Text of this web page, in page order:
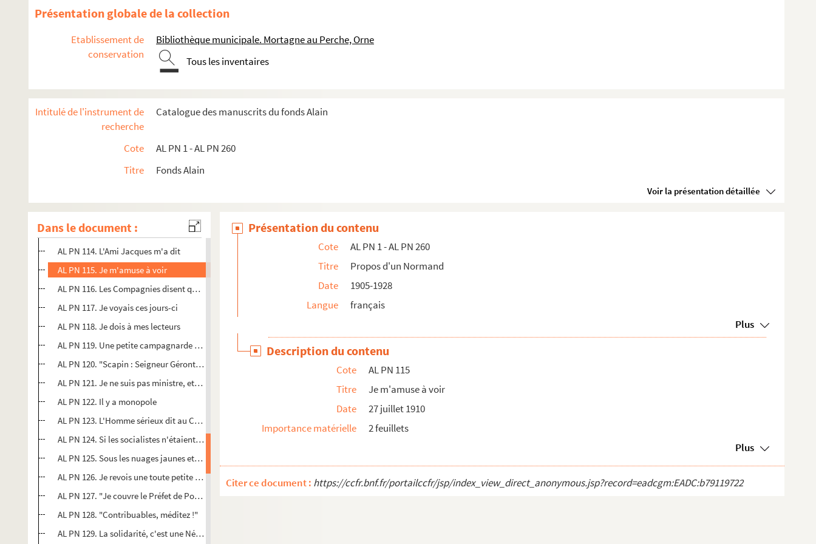
Présentation globale de la collection
Etablissement de
conservation
Bibliothèque municipale. Mortagne au Perche, Orne
Tous les inventaires
Intitulé de l'instrument de
recherche
Catalogue des manuscrits du fonds Alain
Cote
AL PN 1 - AL PN 260
Titre
Fonds Alain
Voir la présentation détaillée
Dans le document :
AL PN 101. Un postier me rappelait, hier
AL PN 103. "Voyons, dis-je à l'Honorable
AL PN 104. De quoi parler sinon des nouveaux élus
AL PN 106. Je reviens à cette catastrophe de Villepreux (INEDIT ?)
AL PN 107. Il faut que j'insiste sur les bureaux
AL PN 110. Le R. P. n'a pas trouvé le succès
AL PN 112. Comme je réfléchissais sur les
AL PN 113. Si les anciens avaient eu des locomotives
AL PN 114. L'Ami Jacques m'a dit
AL PN 115. Je m'amuse à voir
AL PN 116. Les Compagnies disent qu'une grève des cheminots (INEDIT ?)
AL PN 117. Je voyais ces jours-ci
AL PN 118. Je dois à mes lecteurs
AL PN 119. Une petite campagnarde très pauvre à qui l'ont demandait de citer
AL PN 120. "Scapin : Seigneur Géronte l'envoyé des cheminot"
AL PN 121. Je ne suis pas ministre, et je m'en réjouis.
AL PN 122. Il y a monopole
AL PN 123. L'Homme sérieux dit au Cheminot
AL PN 124. Si les socialistes n'étaient pas suspects eux-mêmes
AL PN 125. Sous les nuages jaunes et échevelés
AL PN 126. Je revois une toute petite ville, au fonds de la Bretagne
AL PN 127. "Je couvre le Préfet de Police"
AL PN 128. "Contribuables, méditez !"
AL PN 129. La solidarité, c'est une Nécessité
Présentation du contenu
Cote
AL PN 1 - AL PN 260
Titre
Propos d'un Normand
Date
1905-1928
Langue
français
Plus
Description du contenu
Cote
AL PN 115
Titre
Je m'amuse à voir
Date
27 juillet 1910
Importance matérielle
2 feuillets
Plus
Citer ce document : https://ccfr.bnf.fr/portailccfr/jsp/index_view_direct_anonymous.jsp?record=eadcgm:EADC:b79119722